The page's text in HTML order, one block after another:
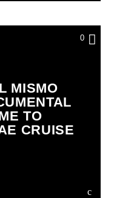
0
MISMO
TO
CRUISE